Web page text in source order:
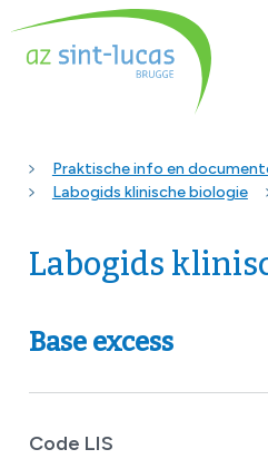
Praktische info en
Labogids klinische biologie
Labogids
Base excess
Code LIS